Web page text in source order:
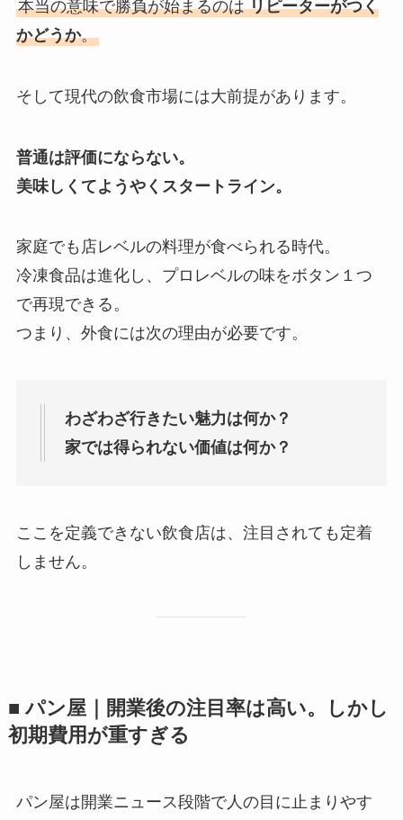
本当の意味で勝負が始まるのはリピーターがつく
かどうか。
そして現代の飲食市場には大前提があります。
普通は評価にならない。
美味しくてようやくスタートライン。
家庭でも店レベルの料理が食べられる時代。
冷凍食品は進化し、プロレベルの味をボタン１つ
で再現できる。
つまり、外食には次の理由が必要です。
わざわざ行きたい魅力は何か？
家では得られない価値は何か？
ここを定義できない飲食店は、注目されても定着
しません。
■ パン屋｜開業後の注目率は高い。しかし
初期費用が重すぎる
パン屋は開業ニュース段階で人の目に止まりやす